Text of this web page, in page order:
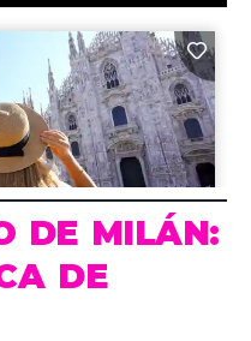
DE MILÁN:
DE